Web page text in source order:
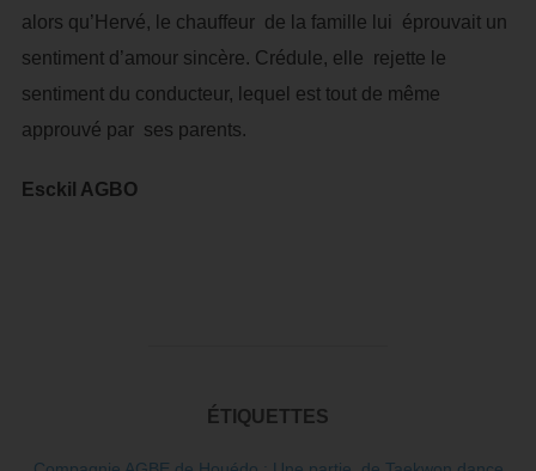
alors qu’Hervé, le chauffeur de la famille lui éprouvait un
sentiment d’amour sincère. Crédule, elle rejette le
sentiment du conducteur, lequel est tout de même
approuvé par ses parents.
Esckil AGBO
ÉTIQUETTES